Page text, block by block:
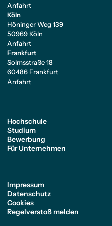
Anfahrt
Köln
Höninger Weg 139
50969 Köln
Anfahrt
Frankfurt
Solmsstraße 18
60486 Frankfurt
Anfahrt
Hochschule
Studium
Bewerbung
Für Unternehmen
Impressum
Datenschutz
Cookies
Regelverstoß melden